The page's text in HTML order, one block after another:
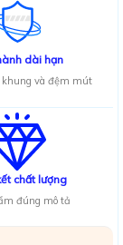
dài hạn
khung và đệm mút
chất lượng
đúng mô tả